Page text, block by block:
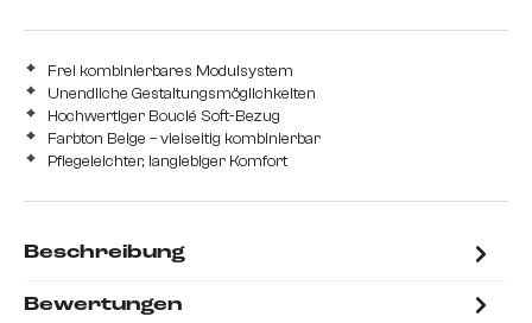
Frei kombinierbares Modulsystem
Unendliche Gestaltungsmöglichkeiten
Hochwertiger Bouclé Soft-Bezug
Farbton Beige – vielseitig kombinierbar
Pflegeleichter, langlebiger Komfort
Beschreibung
Bewertungen